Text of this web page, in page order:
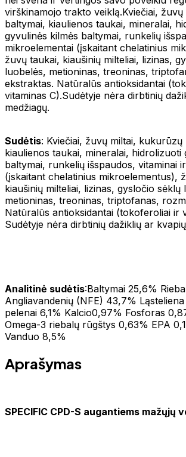
virškinamojo trakto veiklą.Kviečiai,
baltymai, kiaulienos taukai, mineralai,
gyvulinės kilmės baltymai, runkelių
mikroelementai (įskaitant chelatinius
žuvų taukai, kiaušinių milteliai, lizinas,
luobelės, metioninas, treoninas,
ekstraktas. Natūralūs antioksidantai
vitaminas C).Sudėtyje nėra dirbtinių
medžiagų.
Sudėtis: Kviečiai, žuvų miltai, kukurūzų
kiaulienos taukai, mineralai, hidrolizuoti
baltymai, runkelių išspaudos, vitaminai
(įskaitant chelatinius mikroelementus),
kiaušinių milteliai, lizinas, gysločio sėklų
metioninas, treoninas, triptofanas,
Natūralūs antioksidantai (tokoferoliai ir
Sudėtyje nėra dirbtinių dažiklių ar
Analitinė sudėtis:Baltymai 25,6%
Angliavandenių (NFE) 43,7%
pelenai 6,1% Kalcio0,97% Fosforas
Omega-3 riebalų rūgštys 0,63% EPA
Vanduo 8,5%
Aprašymas
SPECIFIC CPD-S augantiems mažųjų